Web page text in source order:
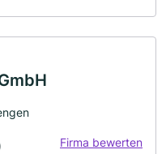
Firma bewerten